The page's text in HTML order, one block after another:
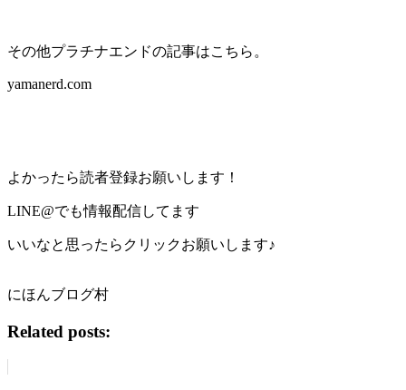
その他プラチナエンドの記事はこちら。
yamanerd.com
よかったら読者登録お願いします！
LINE@でも情報配信してます
いいなと思ったらクリックお願いします♪
にほんブログ村
Related posts: